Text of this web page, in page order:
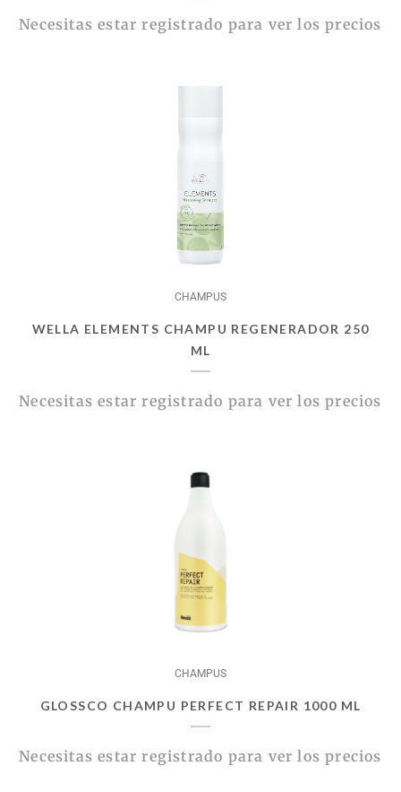
Necesitas estar registrado para ver los precios
CHAMPUS
WELLA ELEMENTS CHAMPU REGENERADOR 250
ML
Necesitas estar registrado para ver los precios
CHAMPUS
GLOSSCO CHAMPU PERFECT REPAIR 1000 ML
Necesitas estar registrado para ver los precios